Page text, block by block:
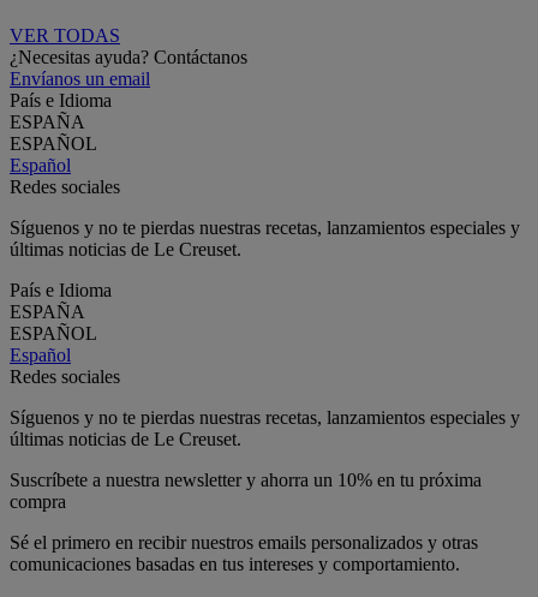
VER TODAS
¿Necesitas ayuda? Contáctanos
Envíanos un email
País e Idioma
ESPAÑA
ESPAÑOL
Español
Redes sociales
Síguenos y no te pierdas nuestras recetas, lanzamientos especiales y
últimas noticias de Le Creuset.
País e Idioma
ESPAÑA
ESPAÑOL
Español
Redes sociales
Síguenos y no te pierdas nuestras recetas, lanzamientos especiales y
últimas noticias de Le Creuset.
Suscríbete a nuestra newsletter y ahorra un 10% en tu próxima
compra
Sé el primero en recibir nuestros emails personalizados y otras
comunicaciones basadas en tus intereses y comportamiento.